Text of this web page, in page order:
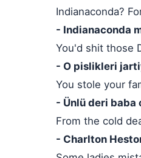
Indianaconda?
- Indianaconda
You'd shit those
- O pislikleri
You stole your
- Ünlü deri baba
From the cold
- Charlton